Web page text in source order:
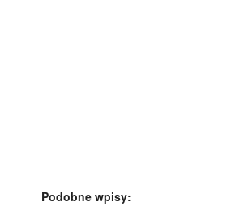
Podobne wpisy: